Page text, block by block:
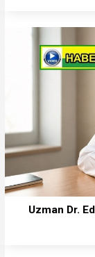
Uzman Dr.